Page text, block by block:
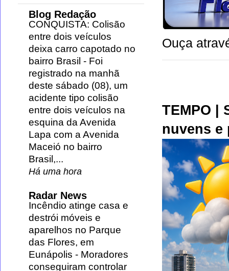
Ouça
TEMPO |
nuvens e
Blog Redação
CONQUISTA: Colisão
entre dois veículos
deixa carro capotado no
bairro Brasil - Foi
registrado na manhã
deste sábado (08), um
acidente tipo colisão
entre dois veículos na
esquina da Avenida
Lapa com a Avenida
Maceió no bairro
Brasil,...
Há uma hora
Radar News
Incêndio atinge casa e
destrói móveis e
aparelhos no Parque
das Flores, em
Eunápolis - Moradores
conseguiram controlar